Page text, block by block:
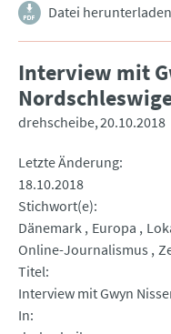
Datei herunterladen
Interview mit
drehscheibe 20.10.2018
Letzte Änderung
18.10.2018
Stichwort(e)
Dänemark Europa
Online-Journalismus
Titel
Interview mit Gwyn
In